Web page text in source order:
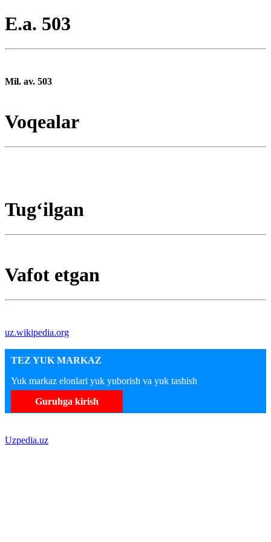
E.a. 503
Mil. av. 503
Voqealar
Tugʻilgan
Vafot etgan
uz.wikipedia.org
TEZ YUK MARKAZ
Yuk markaz elonlari yuk yuborish va yuk tashish
Guruhga kirish
Uzpedia.uz